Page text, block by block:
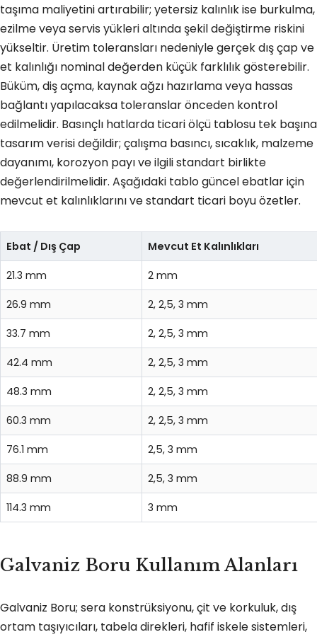
taşıma maliyetini artırabilir; yetersiz kalınlık ise burkulma,
ezilme veya servis yükleri altında şekil değiştirme riskini
yükseltir. Üretim toleransları nedeniyle gerçek dış çap ve
et kalınlığı nominal değerden küçük farklılık gösterebilir.
Büküm, diş açma, kaynak ağzı hazırlama veya hassas
bağlantı yapılacaksa toleranslar önceden kontrol
edilmelidir. Basınçlı hatlarda ticari ölçü tablosu tek başına
tasarım verisi değildir; çalışma basıncı, sıcaklık, malzeme
dayanımı, korozyon payı ve ilgili standart birlikte
değerlendirilmelidir. Aşağıdaki tablo güncel ebatlar için
mevcut et kalınlıklarını ve standart ticari boyu özetler.
Ebat / Dış Çap Mevcut Et Kalınlıkları
21.3 mm 2 mm
26.9 mm 2, 2,5, 3 mm
33.7 mm 2, 2,5, 3 mm
42.4 mm 2, 2,5, 3 mm
48.3 mm 2, 2,5, 3 mm
60.3 mm 2, 2,5, 3 mm
76.1 mm 2,5, 3 mm
88.9 mm 2,5, 3 mm
114.3 mm 3 mm
Galvaniz Boru Kullanım Alanları
Galvaniz Boru; sera konstrüksiyonu, çit ve korkuluk, dış
ortam taşıyıcıları, tabela direkleri, hafif iskele sistemleri,